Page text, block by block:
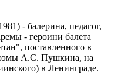
- балерина, педагог,
- героини балета
поставленного в
А.С. Пушкина, на
в Ленинграде.